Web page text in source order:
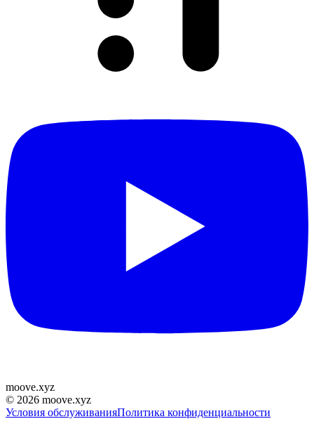
moove.xyz
© 2026 moove.xyz
Условия обслуживанияПолитика конфиденциальности